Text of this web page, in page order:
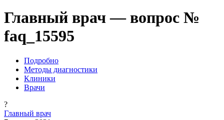
Главный врач — вопрос №
faq_15595
Подробно
Методы диагностики
Клиники
Врачи
?
Главный врач